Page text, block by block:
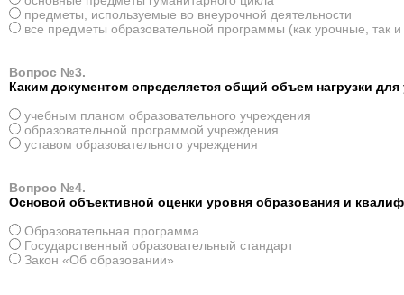
предметы, используемые во внеурочной деятельности
все предметы образовательной программы (как урочные, так
Вопрос №3.
Каким документом определяется общий объем нагрузки
учебным планом образовательного учреждения
образовательной программой учреждения
уставом образовательного учреждения
Вопрос №4.
Основой объективной оценки уровня образования и
Образовательная программа
Государственный образовательный стандарт
Закон «Об образовании»